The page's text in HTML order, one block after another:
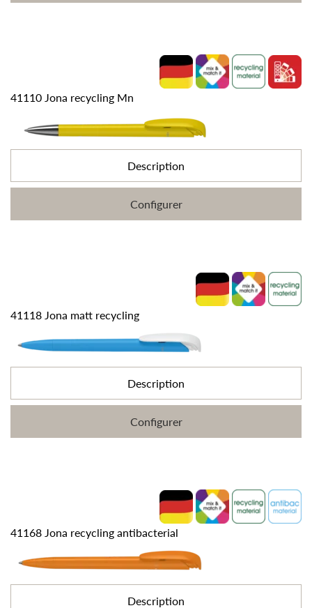
41110 Jona recycling Mn
Description
Configurer
41118 Jona matt recycling
Description
Configurer
41168 Jona recycling antibacterial
Description